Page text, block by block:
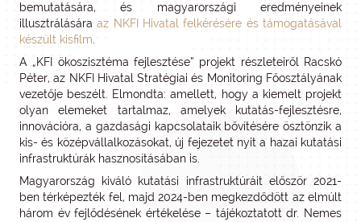
bemutatására, és magyarországi eredményeinek
illusztrálásáraaz NKFI Hivatal felkérésére és támogatásával
készült kisfilm
A „KFI ökoszisztéma fejlesztése” projekt részleteiről Racskó
Péter, az NKFI Hivatal Stratégiai és Monitoring Főosztályának
vezetője beszélt. Elmondta: amellett, hogy a kiemelt projekt
olyan elemeket tartalmaz, amelyek kutatás-fejlesztésre,
innovációra, a gazdasági kapcsolataik bővítésére ösztönzik a
kis- és középvállalkozásokat, új fejezetet nyit a hazai kutatási
infrastruktúrák hasznosításában is.
Magyarország kiváló kutatási infrastruktúráit először 2021-
ben térképezték fel, majd 2024-ben megkezdődött az elmúlt
három év fejlődésének értékelése – tájékoztatott dr. Nemes